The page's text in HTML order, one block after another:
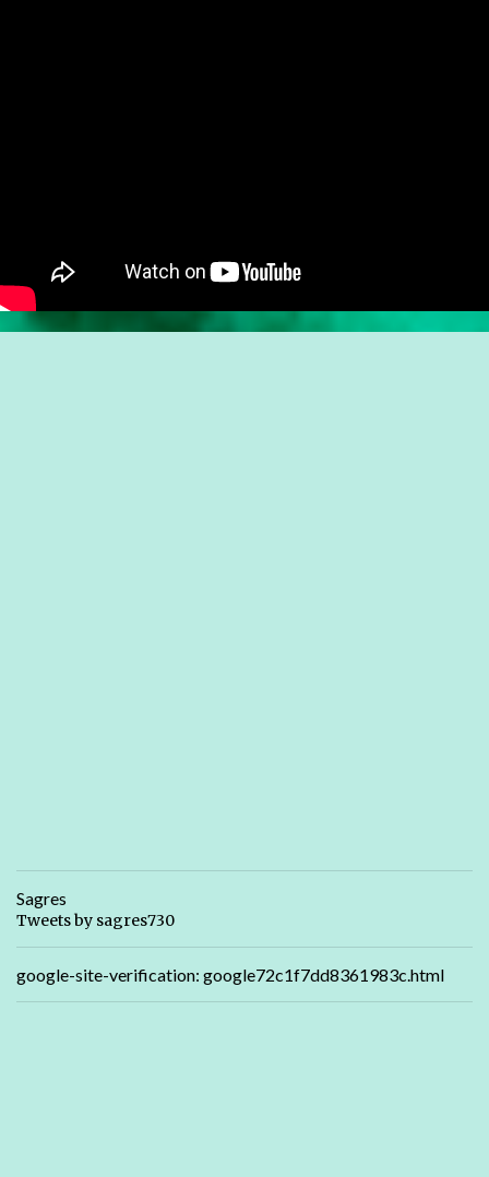
Sagres
Tweets by sagres730
google-site-verification: google72c1f7dd8361983c.html